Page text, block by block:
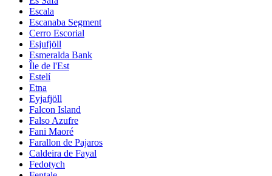
Escala
Escanaba Segment
Cerro Escorial
Esjufjöll
Esmeralda Bank
Île de l'Est
Estelí
Etna
Eyjafjöll
Falcon Island
Falso Azufre
Fani Maoré
Farallon de Pajaros
Caldeira de Fayal
Fedotych